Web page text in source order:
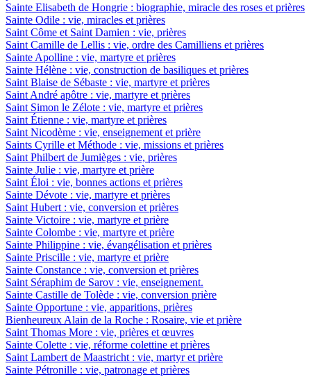
Sainte Elisabeth de Hongrie : biographie, miracle des roses et prières
Sainte Odile : vie, miracles et prières
Saint Côme et Saint Damien : vie, prières
Saint Camille de Lellis : vie, ordre des Camilliens et prières
Sainte Apolline : vie, martyre et prières
Sainte Hélène : vie, construction de basiliques et prières
Saint Blaise de Sébaste : vie, martyre et prières
Saint André apôtre : vie, martyre et prières
Saint Simon le Zélote : vie, martyre et prières
Saint Étienne : vie, martyre et prières
Saint Nicodème : vie, enseignement et prière
Saints Cyrille et Méthode : vie, missions et prières
Saint Philbert de Jumièges : vie, prières
Sainte Julie : vie, martyre et prière
Saint Éloi : vie, bonnes actions et prières
Sainte Dévote : vie, martyre et prières
Saint Hubert : vie, conversion et prières
Sainte Victoire : vie, martyre et prière
Sainte Colombe : vie, martyre et prière
Sainte Philippine : vie, évangélisation et prières
Sainte Priscille : vie, martyre et prière
Sainte Constance : vie, conversion et prières
Saint Séraphim de Sarov : vie, enseignement.
Sainte Castille de Tolède : vie, conversion prière
Sainte Opportune : vie, apparitions, prières
Bienheureux Alain de la Roche : Rosaire, vie et prière
Saint Thomas More : vie, prières et œuvres
Sainte Colette : vie, réforme colettine et prières
Saint Lambert de Maastricht : vie, martyr et prière
Sainte Pétronille : vie, patronage et prières